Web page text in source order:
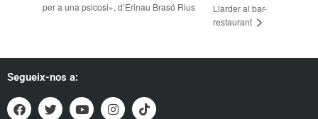
per a una psicosi», d’Erinau Brasó Rius
Llarder al bar-
restaurant
Segueix-nos a: